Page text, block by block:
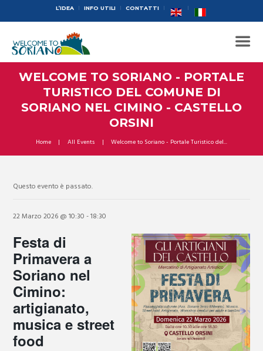
L’IDEA INFO UTILI CONTATTI
WELCOME TO SORIANO - PORTALE
TURISTICO DEL COMUNE DI
SORIANO NEL CIMINO - CASTELLO
ORSINI
Home All Events Welcome to Soriano - Portale Turistico del...
Questo evento è passato.
22 Marzo 2026 @ 10:30 -18:30
Festa di
Primavera a
Soriano nel
Cimino:
artigianato,
musica e street
food